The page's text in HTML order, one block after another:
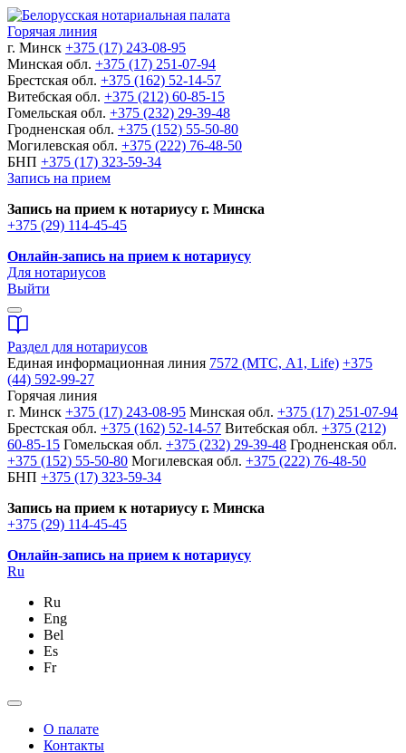
Горячая линия
г. Минск +375 (17) 243-08-95
Минская обл. +375 (17) 251-07-94
Брестская обл. +375 (162) 52-14-57
Витебская обл. +375 (212) 60-85-15
Гомельская обл. +375 (232) 29-39-48
Гродненская обл. +375 (152) 55-50-80
Могилевская обл. +375 (222) 76-48-50
БНП +375 (17) 323-59-34
Запись на прием
Запись на прием к нотариусу г. Минска
+375 (29) 114-45-45
Онлайн-запись на прием к нотариусу
Для нотариусов
Выйти
Раздел для нотариусов
Единая информационная линия 7572 (МТС, A1, Life) +375
(44) 592-99-27
Горячая линия
г. Минск +375 (17) 243-08-95 Минская обл. +375 (17) 251-07-94
Брестская обл. +375 (162) 52-14-57 Витебская обл. +375 (212)
60-85-15 Гомельская обл. +375 (232) 29-39-48 Гродненская обл.
+375 (152) 55-50-80 Могилевская обл. +375 (222) 76-48-50
БНП +375 (17) 323-59-34
Запись на прием к нотариусу г. Минска
+375 (29) 114-45-45
Онлайн-запись на прием к нотариусу
Ru
Ru
Eng
Bel
Es
Fr
О палате
Контакты